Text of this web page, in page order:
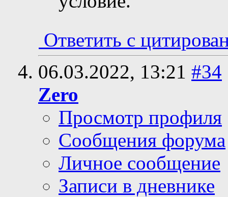
Ответить с
06.03.2022, 13:21 #34
Zero
Просмотр профиля
Сообщения форума
Личное сообщение
Записи в дневнике